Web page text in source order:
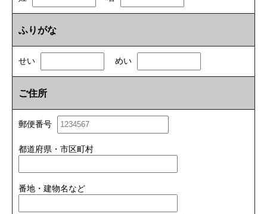
ふりがな
せい めい
ご住所
郵便番号
都道府県・市区町村
番地・建物名など